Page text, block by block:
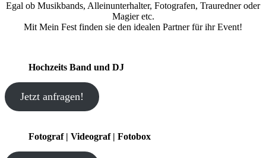
Egal ob Musikbands, Alleinunterhalter, Fotografen, Trauredner oder
Magier etc.
Mit Mein Fest finden sie den idealen Partner für ihr Event!
Hochzeits Band und DJ
Jetzt anfragen!
Fotograf | Videograf | Fotobox